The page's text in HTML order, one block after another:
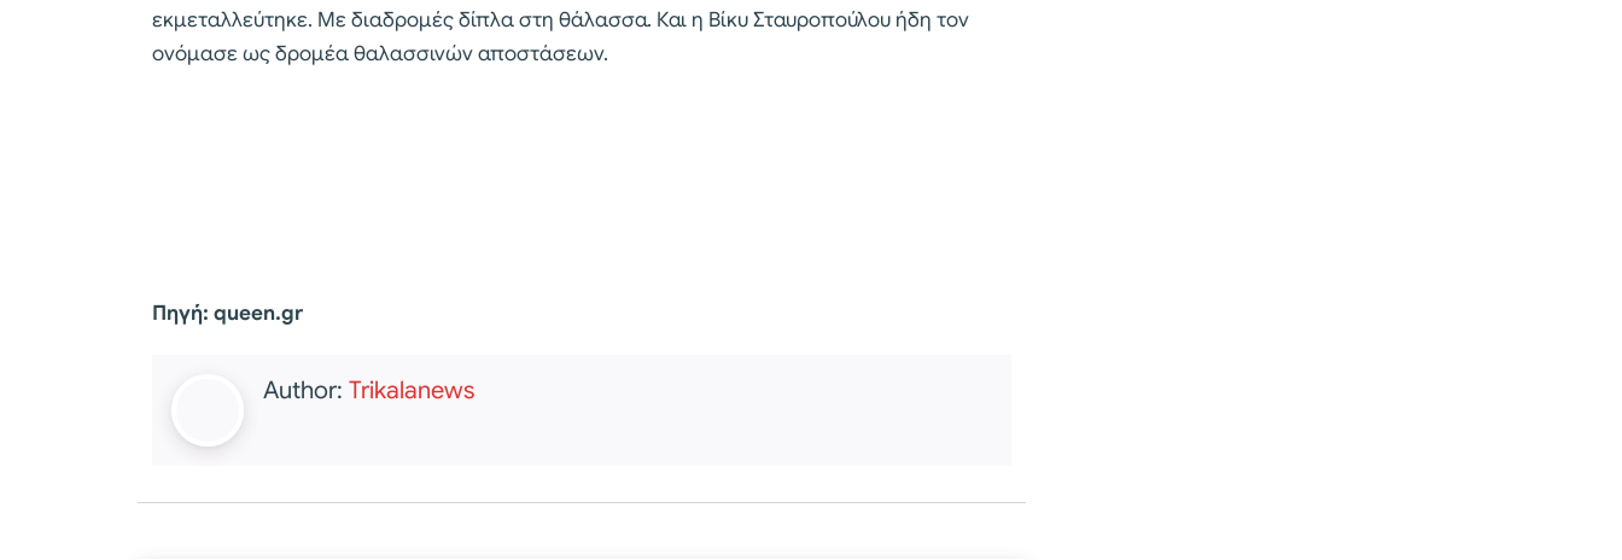
εκμεταλλεύτηκε. Με διαδρομές δίπλα στη θάλασσα. Και η Βίκυ Σταυροπούλου ήδη τον
ονόμασε ως δρομέα θαλασσινών αποστάσεων.
Πηγή: queen.gr
Author: Trikalanews